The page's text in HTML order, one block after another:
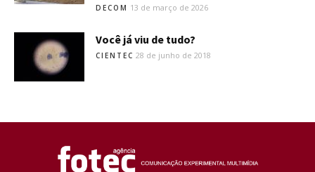
DECOM 13 de março de 2026
Você já viu de tudo?
CIENTEC 28 de junho de 2018